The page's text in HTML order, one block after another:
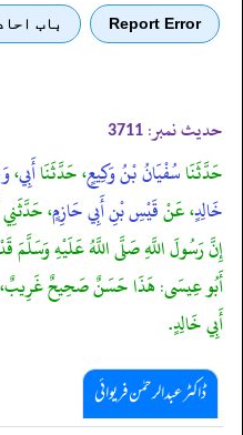
Report Error باب
حدیث نمبر: 3711
حَدَّثَنَاسُفْيَانُ بْنُ وَكِيعٍ، حَدَّثَنَاأَبِي،
خَالِدٍ، عَنْقَيْسِ بْنِ أَبِي حَازِمٍ، حَدَّثَنِي
إِنَّ رَسُولَ اللَّهِ صَلَّى اللَّهُ عَلَيْهِ وَسَلَّمَ
أَبُو عِيسَى: هَذَا حَسَنٌ صَحِيحٌ غَرِيبٌ،
أَبِي خَالِدٍ.
ڈاکٹر عبدالرحمٰن فریوائی